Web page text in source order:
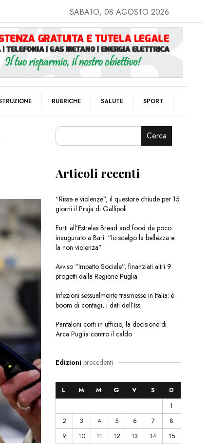
SABATO, 08 AGOSTO 2026
RUBRICHE SALUTE SPORT
Cerca
Articoli recenti
“Risse e violenze”, il questore chiude per 15
giorni il Praja di Gallipoli
Furti all’Estrelas Bread and food da poco
inaugurato a Bari: “Io scelgo la bellezza e
la non violenza”
Avviso “Impatto Sociale”, finanziati altri 9
progetti dalla Regione Puglia
Infezioni sessualmente trasmesse in Italia: è
boom di contagi, i dati dell’Iss
Pantaloni corti in ufficio, la decisione di
Arca Puglia contro il caldo
Edizioni precedenti
L M M G V S
D
1
2
3 4 5 6 7
8
9
10 11 12 13 14
15